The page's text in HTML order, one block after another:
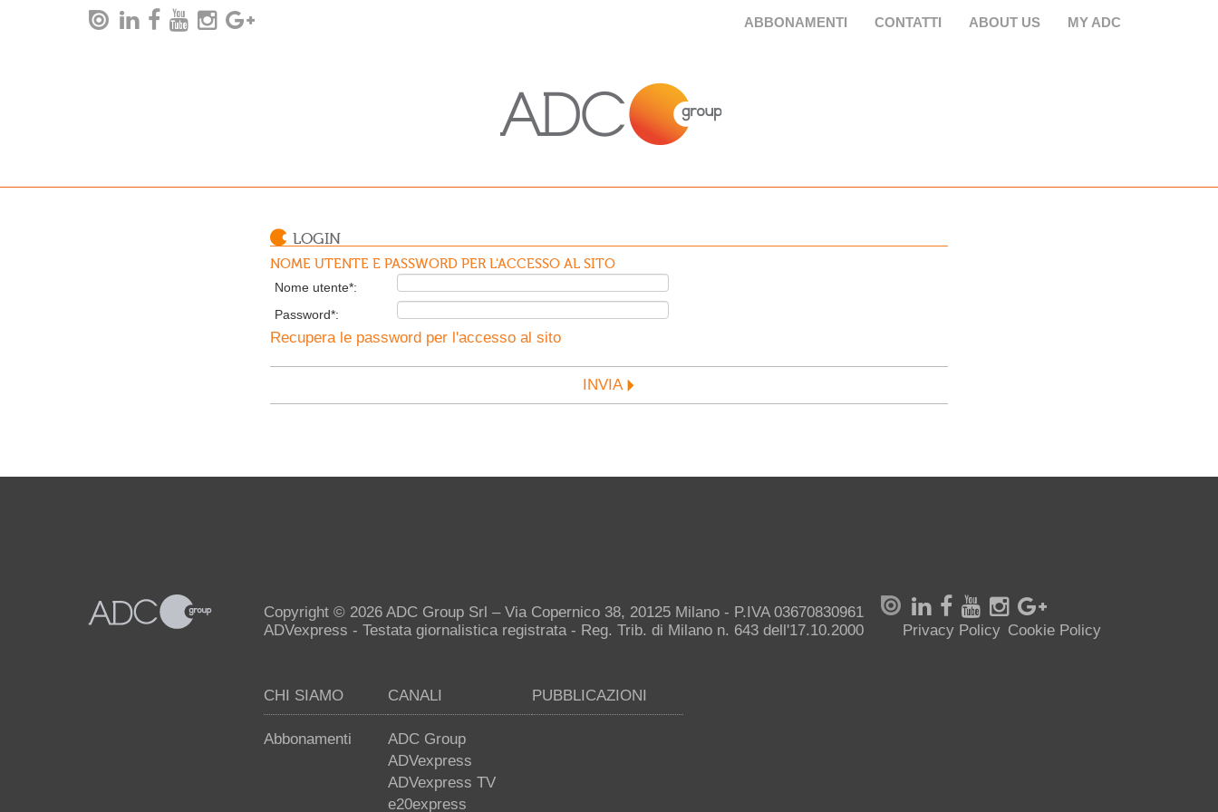
ABBONAMENTI CONTATTI ABOUT US MY ADC
LOGIN
NOME UTENTE E PASSWORD PER L'ACCESSO AL SITO
Nome utente*:
Password*:
Recupera le password per l'accesso al sito
INVIA
Copyright © 2026 ADC Group Srl – Via Copernico 38, 20125 Milano - P.IVA 03670830961
ADVexpress - Testata giornalistica registrata - Reg. Trib. di Milano n. 643 dell'17.10.2000
CHI SIAMO
Abbonamenti
CANALI
ADC Group
ADVexpress
ADVexpress TV
e20express
PUBBLICAZIONI
Privacy Policy Cookie Policy